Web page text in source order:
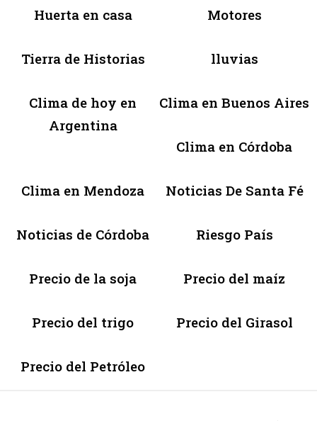
Huerta en casa Motores
Tierra de Historias lluvias
Clima de hoy en
Argentina
Clima en Buenos Aires
Clima en Córdoba
Clima en Mendoza Noticias De Santa Fé
Noticias de Córdoba Riesgo País
Precio de la soja Precio del maíz
Precio del trigo Precio del Girasol
Precio del Petróleo